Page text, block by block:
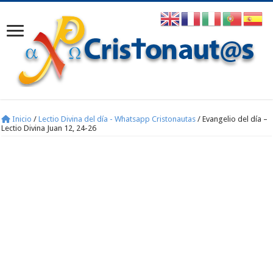
Inicio / Lectio Divina del día - Whatsapp Cristonautas / Evangelio del día –
Lectio Divina Juan 12, 24-26